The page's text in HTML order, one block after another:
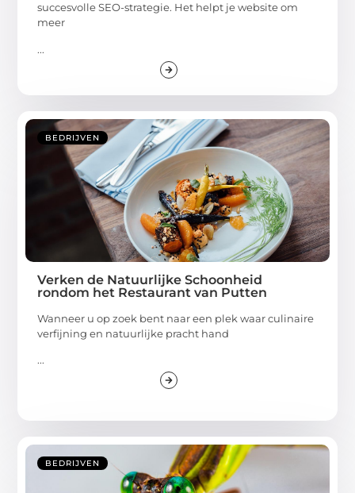
succesvolle SEO-strategie. Het helpt je website om
meer
...
BEDRIJVEN
Verken de Natuurlijke Schoonheid
rondom het Restaurant van Putten
Wanneer u op zoek bent naar een plek waar culinaire
verfijning en natuurlijke pracht hand
...
BEDRIJVEN